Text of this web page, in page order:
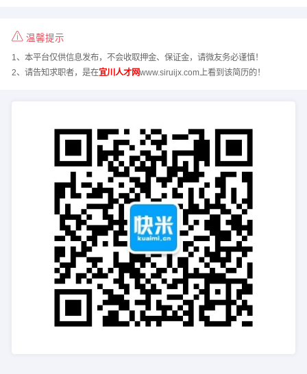
温馨提示
1、本平台仅供信息发布，不会收取押金、保证金，请微友务必谨慎！
2、请告知求职者，是在宜川人才网www.siruijx.com上看到该简历的！